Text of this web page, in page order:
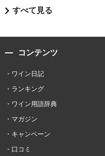
すべて見る
コンテンツ
ワイン日記
ランキング
ワイン用語辞典
マガジン
キャンペーン
口コミ